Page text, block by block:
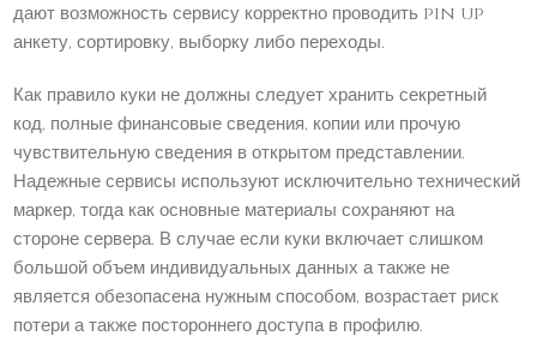
дают возможность сервису корректно проводить pin up
анкету, сортировку, выборку либо переходы.
Как правило куки не должны следует хранить секретный
код, полные финансовые сведения, копии или прочую
чувствительную сведения в открытом представлении.
Надежные сервисы используют исключительно технический
маркер, тогда как основные материалы сохраняют на
стороне сервера. В случае если куки включает слишком
большой объем индивидуальных данных а также не
является обезопасена нужным способом, возрастает риск
потери а также постороннего доступа в профилю.